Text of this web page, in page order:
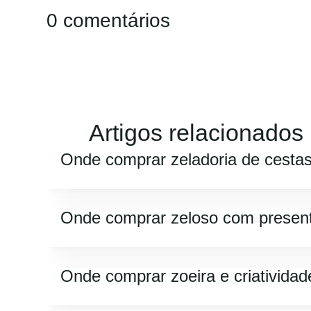
0 comentários
Artigos relacionados
Onde comprar zeladoria de
Onde comprar zeloso com
Onde comprar zoeira e